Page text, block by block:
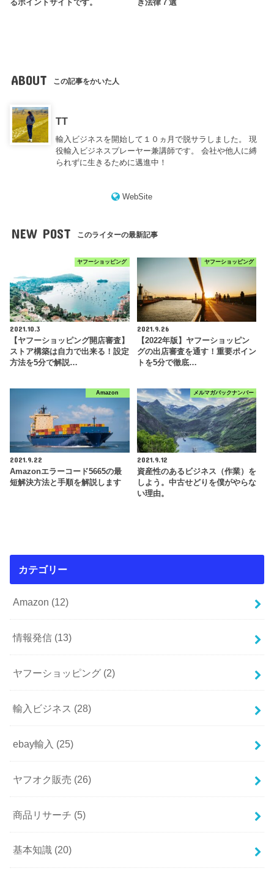
るポイントサイトです。 き法律７選
ABOUT この記事をかいた人
TT
輸入ビジネスを開始して１０ヵ月で脱サラしました。 現
役輸入ビジネスプレーヤー兼講師です。 会社や他人に縛
られずに生きるために邁進中！
WebSite
NEW POST このライターの最新記事
ヤフーショッピング
2021.10.3
【ヤフーショッピング開店審査】
ストア構築は自力で出来る！設定
方法を5分で解説…
ヤフーショッピング
2021.9.26
【2022年版】ヤフーショッピン
グの出店審査を通す！重要ポイン
トを5分で徹底…
Amazon
2021.9.22
Amazonエラーコード5665の最
短解決方法と手順を解説します
メルマガバックナンバー
2021.9.12
資産性のあるビジネス（作業）を
しよう。中古せどりを僕がやらな
い理由。
カテゴリー
Amazon (12)
情報発信 (13)
ヤフーショッピング (2)
輸入ビジネス (28)
ebay輸入 (25)
ヤフオク販売 (26)
商品リサーチ (5)
基本知識 (20)